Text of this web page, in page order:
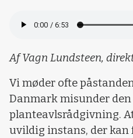
Af Vagn Lundsteen,
Vi møder ofte
Danmark misunder den
planteavlsrådgivning.
uvildig instans, der